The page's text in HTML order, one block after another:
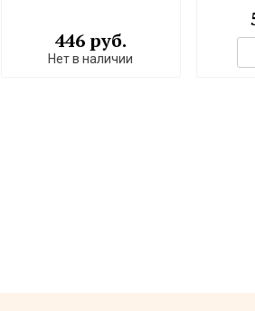
446 руб.
Нет в наличии